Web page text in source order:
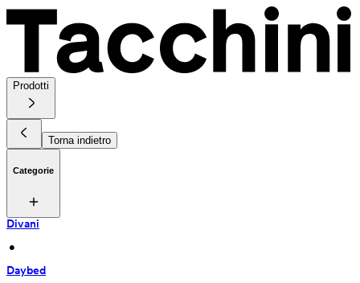
Prodotti
Torna indietro
Categorie
Divani
•
Daybed